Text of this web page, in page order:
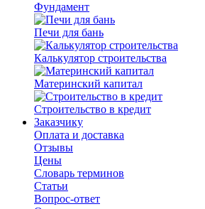
Фундамент
Печи для бань
Калькулятор строительства
Материнский капитал
Строительство в кредит
Заказчику
Оплата и доставка
Отзывы
Цены
Словарь терминов
Статьи
Вопрос-ответ